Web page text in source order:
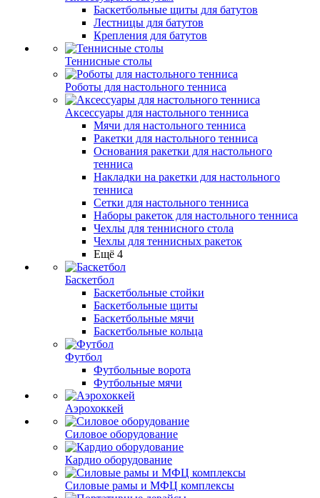
Баскетбольные щиты для батутов
Лестницы для батутов
Крепления для батутов
Теннисные столы
Роботы для настольного тенниса
Аксессуары для настольного тенниса
Мячи для настольного тенниса
Ракетки для настольного тенниса
Основания ракетки для настольного
тенниса
Накладки на ракетки для настольного
тенниса
Сетки для настольного тенниса
Наборы ракеток для настольного тенниса
Чехлы для теннисного стола
Чехлы для теннисных ракеток
Ещё 4
Баскетбол
Баскетбольные стойки
Баскетбольные щиты
Баскетбольные мячи
Баскетбольные кольца
Футбол
Футбольные ворота
Футбольные мячи
Аэрохоккей
Силовое оборудование
Кардио оборудование
Силовые рамы и МФЦ комплексы